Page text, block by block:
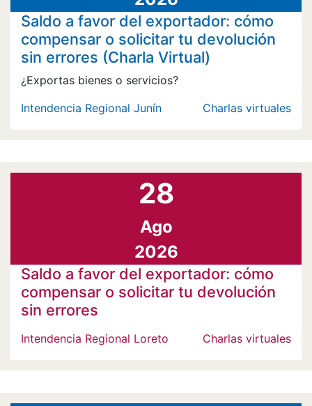
Saldo a favor del exportador: cómo
compensar o solicitar tu devolución
sin errores (Charla Virtual)
¿Exportas bienes o servicios?
Intendencia Regional Junín
Charlas virtuales
28
Ago
2026
Saldo a favor del exportador: cómo
compensar o solicitar tu devolución
sin errores
Intendencia Regional Loreto Charlas virtuales